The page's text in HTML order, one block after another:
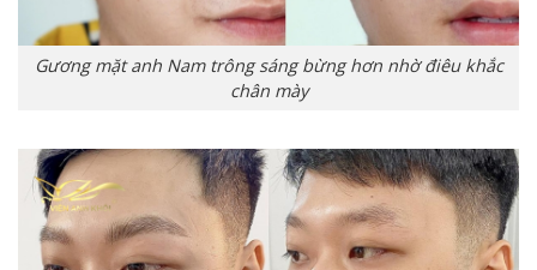
Gương mặt anh Nam trông sáng bừng hơn nhờ điêu khắc
chân mày